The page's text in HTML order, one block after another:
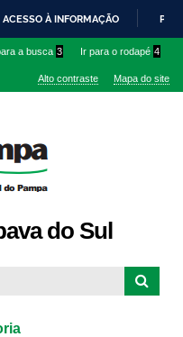
ACESSO À INFORMAÇÃO
a busca 3 Ir para o rodapé 4
Alto contraste Mapa do site
do Sul